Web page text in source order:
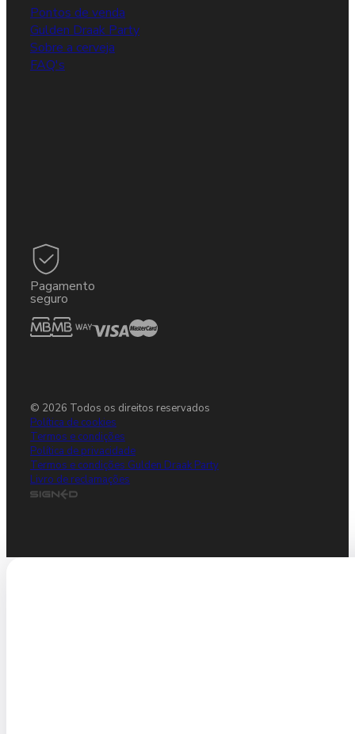
Pontos de venda
Gulden Draak Party
Sobre a cerveja
FAQ's
Pagamento
seguro
© 2026 Todos os direitos reservados
Política de cookies
Termos e condições
Política de privacidade
Termos e condições Gulden Draak Party
Livro de reclamações